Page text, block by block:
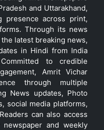
and Uttarakhand,
across print,
Through its news
latest breaking news,
in Hindi from India
to credible
Amrit Vichar
through multiple
News updates, Photo
social media platforms,
can also access
and weekly